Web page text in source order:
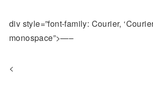
div style=”font-family: Courier,
monospace”>—–
<